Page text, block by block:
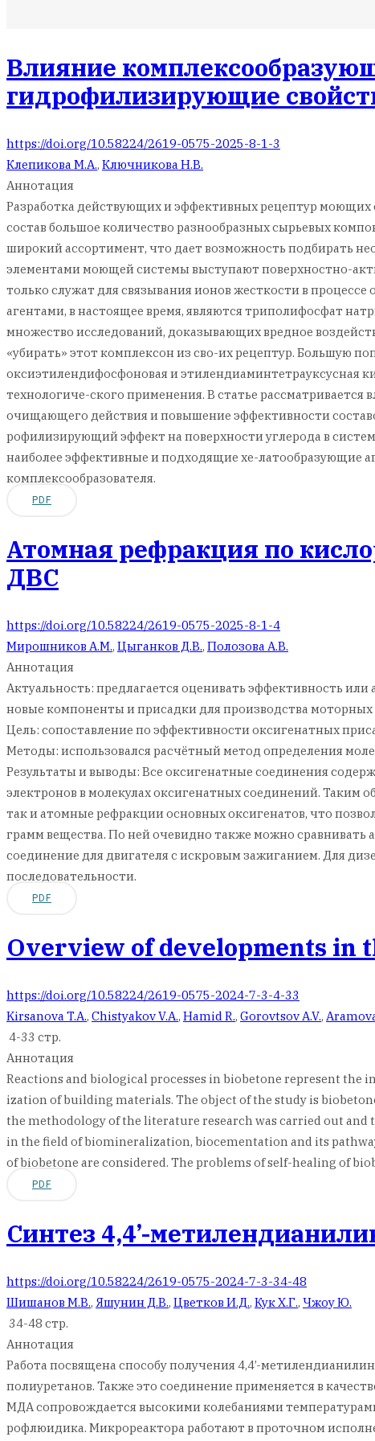
Влияние
гидрофилизирующие
https://doi.org/10.58224/2619-0575-2025-8-1-3
Клепикова М.А., Ключникова Н.В.
Аннотация
Разработка действующих и эффективных рецептур моющих
состав большое количество разнообразных сырьевых
широкий ассортимент, что дает возможность подбирать
элементами моющей системы выступают поверхностно-
только служат для связывания ионов жесткости в
агентами, в настоящее время, являются триполифосфат
множество исследований, доказывающих вредное
«убирать» этот комплексон из сво-их рецептур. Большую
оксиэтилендифосфоновая и этилендиаминтетрауксусная
технологиче-ского применения. В статье
очищающего действия и повышение эффективности
рофилизирующий эффект на поверхности углерода в
наиболее эффективные и подходящие хе-латообразующие
комплексообразователя.
PDF
Атомная рефракция по
ДВС
https://doi.org/10.58224/2619-0575-2025-8-1-4
Мирошников А.М., Цыганков Д.В., Полозова А.В.
Аннотация
Актуальность: предлагается оценивать эффективность
новые компоненты и присадки для производства моторных
Цель: сопоставление по эффективности оксигенатных
Методы: использовался расчётный метод определения
Результаты и выводы: Все оксигенатные соединения
электронов в молекулах оксигенатных соединений. Таким
так и атомные рефракции основных оксигенатов, что
грамм вещества. По ней очевидно также можно сравнивать
соединение для двигателя с искровым зажиганием. Для
последовательности.
PDF
Overview of developments in
https://doi.org/10.58224/2619-0575-2024-7-3-4-33
Kirsanova T.A., Chistyakov V.A., Hamid R., Gorovtsov A.V., Aramova
4-33 стр.
Аннотация
Reactions and biological processes in biobetone represent
ization of building materials. The object of the study is
the methodology of the literature research was carried out and
in the field of biomineralization, biocementation and its
of biobetone are considered. The problems of self-healing of
PDF
Синтез 4,4’-
https://doi.org/10.58224/2619-0575-2024-7-3-34-48
Шишанов М.В., Яшунин Д.В., Цветков И.Д., Кук Х.Г., Чжоу Ю.
34-48 стр.
Аннотация
Работа посвящена способу получения 4,4’-
полиуретанов. Также это соединение применяется в
МДА сопровождается высокими колебаниями
рофлюидика. Микрореактора работают в проточном